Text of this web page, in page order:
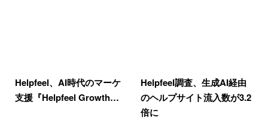
Helpfeel、AI時代のマーケ
支援『Helpfeel Growth…
Helpfeel調査、生成AI経由
のヘルプサイト流入数が3.2
倍に